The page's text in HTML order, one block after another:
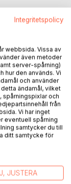
oss här sakta
löften om
medan allt
sig till slut
att nå fram.
ständigt
förlorade där - i
Integritetspolicy
webbsida. Vissa av
även metoder
server-spårning)
hur den används. Vi
och använder
ändamål, vilket
spårningspixlar och
från
Vi har inget
eventuell spårning
samtycker du till
ditt samtycke för
JUSTERA